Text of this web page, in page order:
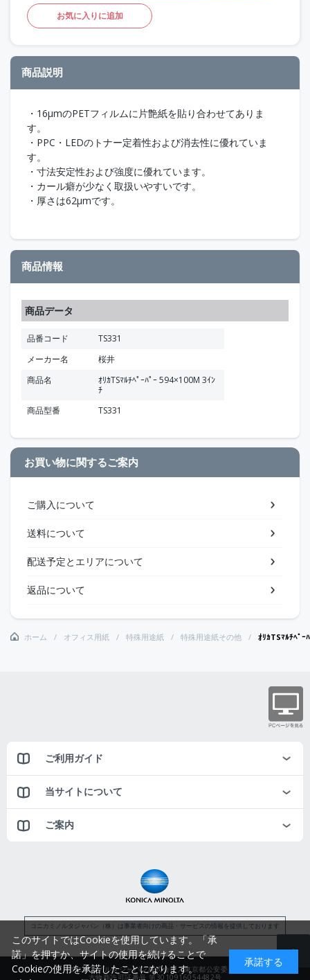
お気に入りに追加
商品説明
・16μmのPETフィルムに片艶紙を貼り合わせてありま
す。
・PPC・LEDのトナー定着性および消去性に優れていま
す。
・寸法安定性および強度に優れています。
・カール癖が少なく取扱いやすいです。
・厚さは62μmです。
商品情報
商品データ
品番コード
TS331
メーカー名
桜井
商品名
ｵﾘｶTSﾏﾙﾁﾍﾟｰﾊﾟｰ 594×100M 3ｲﾝ
ﾁ
商品型番
TS331
お買い物に関するご案内
ご購入について
送料について
配送予定とエリアについて
返品について
ホーム オフィス用紙 特殊用途紙 特殊用途紙その他 ｵﾘｶTSﾏﾙﾁﾍﾟｰ
ご利用ガイド
当サイトについて
ご案内
コニカミノルタジャパン（株）は事業者向けの商品・サービスの情報を提供しております
コニカミノルタジャパン株式会社／東京都公安委員会
古物商許可証番号 第3010916054482号
このサイトではCookieを使用しています。「承
諾」を押すか、サイトの使用を続けることで
Cookieの使用を承諾したことになります。
承諾する